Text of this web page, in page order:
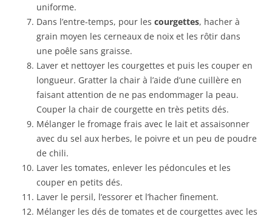
uniforme.
Dans l’entre-temps, pour les courgettes, hacher à
grain moyen les cerneaux de noix et les rôtir dans
une poêle sans graisse.
Laver et nettoyer les courgettes et puis les couper en
longueur. Gratter la chair à l’aide d’une cuillère en
faisant attention de ne pas endommager la peau.
Couper la chair de courgette en très petits dés.
Mélanger le fromage frais avec le lait et assaisonner
avec du sel aux herbes, le poivre et un peu de poudre
de chili.
Laver les tomates, enlever les pédoncules et les
couper en petits dés.
Laver le persil, l’essorer et l’hacher finement.
Mélanger les dés de tomates et de courgettes avec les